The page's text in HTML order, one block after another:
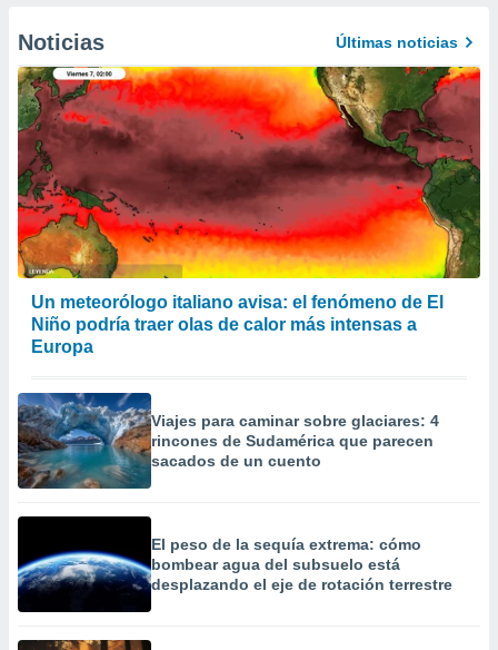
perfiles
utilizar
crear un
uso de
la
contenido
de la
el
de
o a través
de
de
uso de
e
Noticias Últimas noticias
Un meteorólogo italiano avisa: el fenómeno de El
Niño podría traer olas de calor más intensas a
Europa
Viajes para caminar sobre glaciares: 4
rincones de Sudamérica que parecen
sacados de un cuento
El peso de la sequía extrema: cómo
bombear agua del subsuelo está
desplazando el eje de rotación terrestre